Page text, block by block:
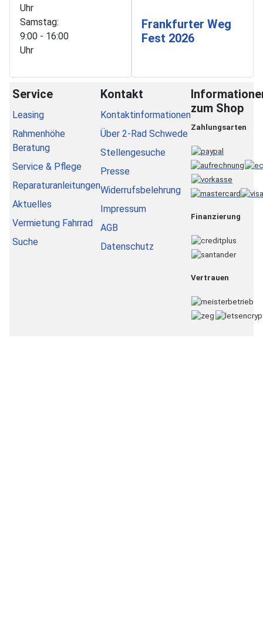
Uhr
Samstag:
9:00 - 16:00
Uhr
Frankfurter Weg
Fest 2026
Service
Leasing
Rahmenhöhe
Beratung
Service & Pflege
Reparaturanleitungen
Aktuelles
Vermietung Fahrrad
Suche
Kontakt
Kontaktinformationen
Über 2-Rad Schwede
Stellengesuche
Presse
Widerrufsbelehrung
Impressum
AGB
Datenschutz
zum Shop
Zahlungsarten
Finanzierung
Vertrauen